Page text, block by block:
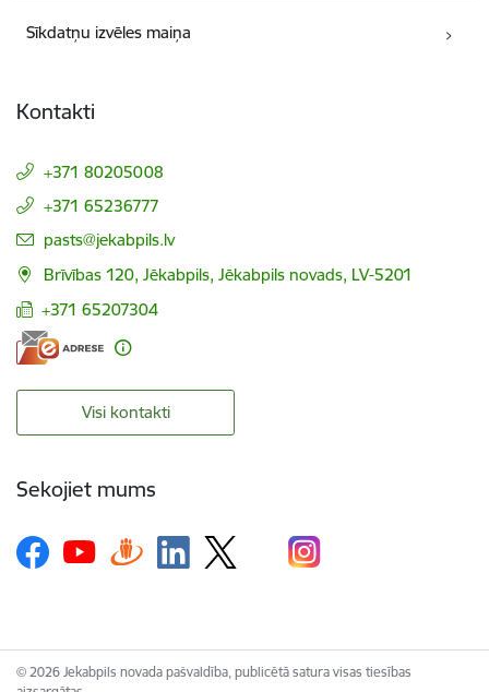
Sīkdatņu izvēles maiņa
Kontakti
+371 80205008
+371 65236777
E-pasts:
pasts@jekabpils.lv
Brīvības 120, Jēkabpils, Jēkabpils novads, LV-5201
+371 65207304
Visi kontakti
Sekojiet mums
© 2026 Jekabpils novada pašvaldība, publicētā satura visas tiesības